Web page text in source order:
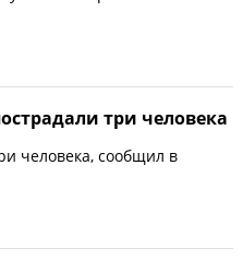
три человека
человека, сообщил в